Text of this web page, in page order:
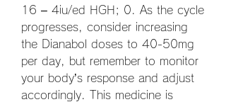
16 – 4iu/ed HGH; 0. As the cycle
progresses, consider increasing
the Dianabol doses to 40-50mg
per day, but remember to monitor
your body’s response and adjust
accordingly. This medicine is